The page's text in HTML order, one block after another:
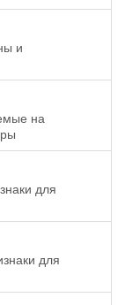
и
на
для
для